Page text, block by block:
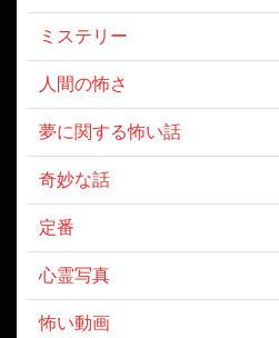
ミステリー
人間の怖さ
夢に関する怖い話
奇妙な話
定番
心霊写真
怖い動画